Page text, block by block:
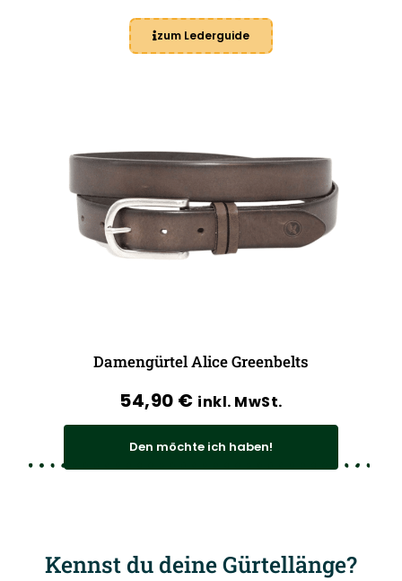
zum Lederguide
Damengürtel Alice Greenbelts
54,90 € inkl. MwSt.
Den möchte ich haben!
Kennst du deine Gürtellänge?